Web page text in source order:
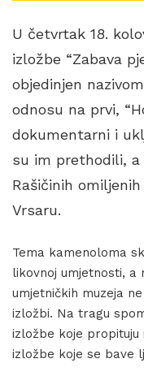
U četvrtak 18.
izložbe “Zabava
objedinjen
odnosu na prvi,
dokumentarni i
su im prethodili, a
Rašičinih
Vrsaru.
Tema kamenoloma
likovnoj umjetnosti, a
umjetničkih muzeja
izložbi. Na tragu
izložbe koje propituju
izložbe koje se bave